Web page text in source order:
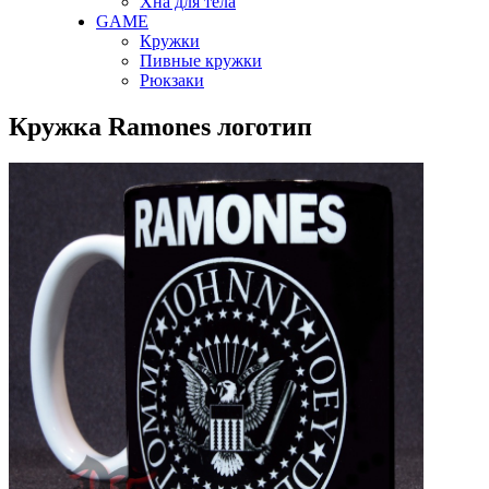
GAME
Кружки
Пивные кружки
Рюкзаки
Кружка Ramones логотип